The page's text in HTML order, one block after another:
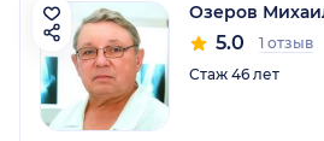
Озеров
5.0
1 отзыв
Стаж 46 лет